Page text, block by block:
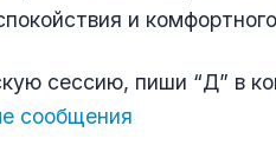
и
сессию, пиши “Д” в
сообщения